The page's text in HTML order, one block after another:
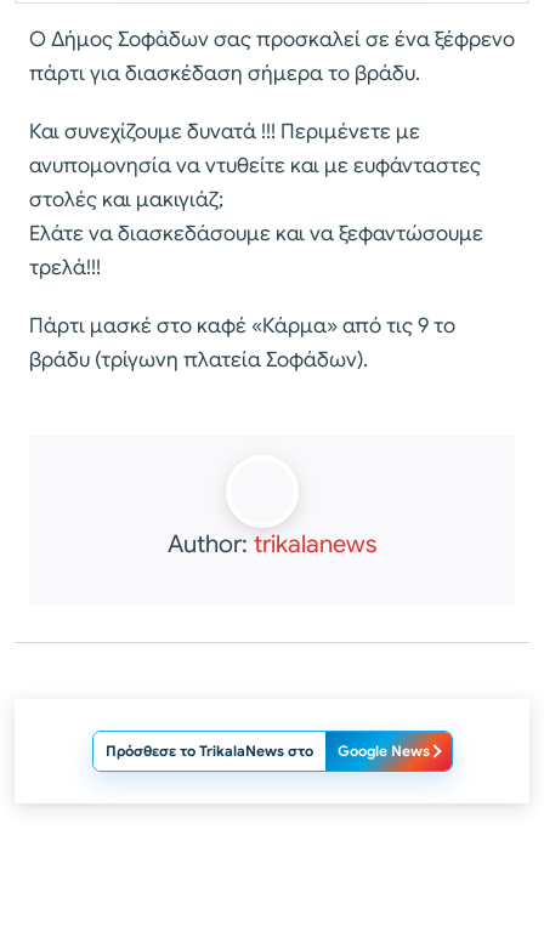
O Δήμος Σοφάδων σας προσκαλεί σε ένα ξέφρενο
πάρτι για διασκέδαση σήμερα το βράδυ.
Και συνεχίζουμε δυνατά !!! Περιμένετε με
ανυπομονησία να ντυθείτε και με ευφάνταστες
στολές και μακιγιάζ;
Ελάτε να διασκεδάσουμε και να ξεφαντώσουμε
τρελά!!!
Πάρτι μασκέ στο καφέ «Κάρμα» από τις 9 το
βράδυ (τρίγωνη πλατεία Σοφάδων).
Author: trikalanews
Πρόσθεσε το TrikalaNews στο Google News